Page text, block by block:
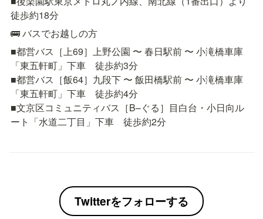
徒歩約18分
🚌 バスでお越しの方
■都営バス［上69］上野公園 〜 春日駅前 〜 小滝橋車庫
「東五軒町」下車　徒歩約3分
■都営バス［飯64］九段下 〜 飯田橋駅前 〜 小滝橋車庫
「東五軒町」下車　徒歩約4分
■文京区コミュニティバス［B–ぐる］目白台・小日向ル
ート「水道二丁目」下車　徒歩約2分
Twitterをフォローする